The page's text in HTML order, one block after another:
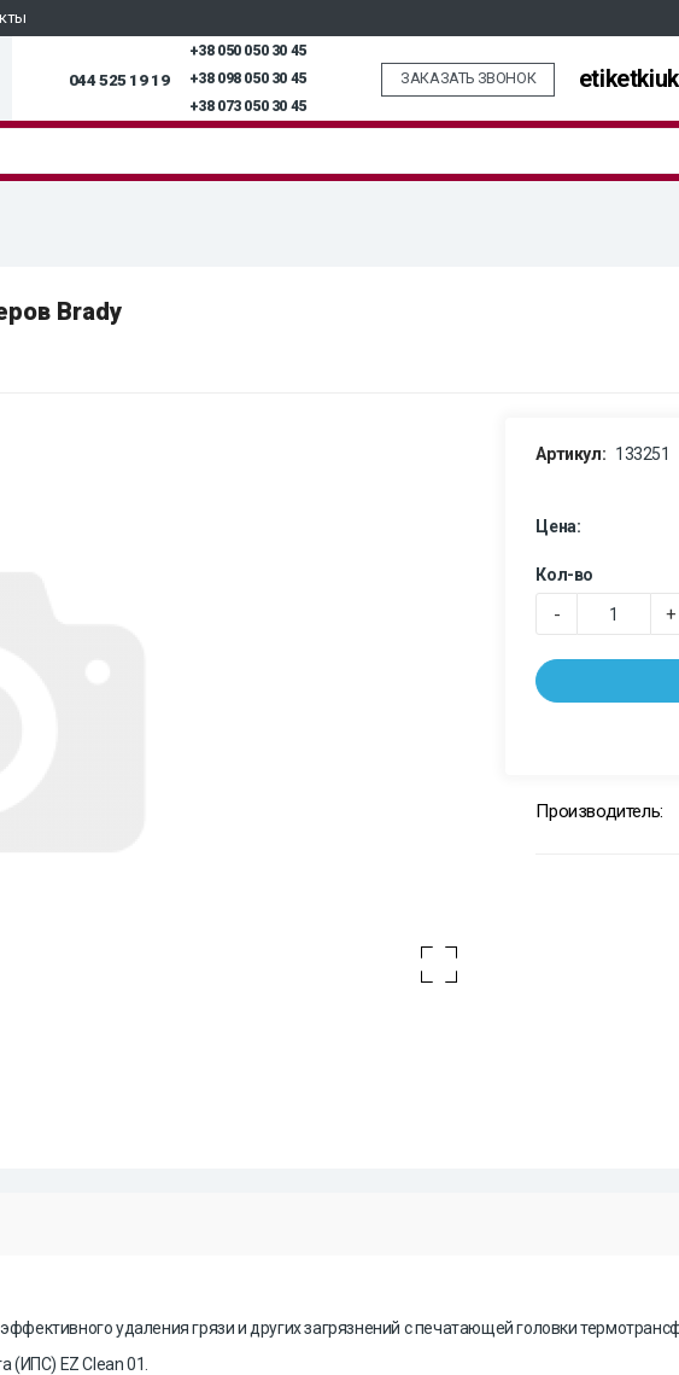
044 525 19 19
+38 050 050 30 45
+38 098 050 30 45
+38 073 050 30 45
ЗАКАЗАТЬ ЗВОНОК
Brady
Артикул: 133251
Цена:
Кол-во
- +
Производитель:
удаления грязи и других загрязнений с печатающей головки
(ИПС) EZ Clean 01.